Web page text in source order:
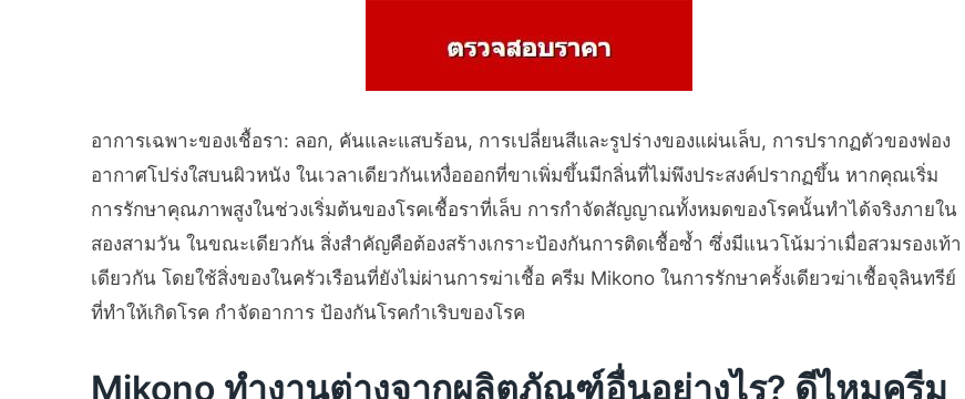
อาการเฉพาะของเชื้อรา: ลอก, คันและแสบร้อน, การเปลี่ยนสีและรูปร่างของแผ่นเล็บ, การปรากฏตัวของฟอง
อากาศโปร่งใสบนผิวหนัง ในเวลาเดียวกันเหงื่อออกที่ขาเพิ่มขึ้นมีกลิ่นที่ไม่พึงประสงค์ปรากฏขึ้น หากคุณเริ่ม
การรักษาคุณภาพสูงในช่วงเริ่มต้นของโรคเชื้อราที่เล็บ การกำจัดสัญญาณทั้งหมดของโรคนั้นทำได้จริงภายใน
สองสามวัน ในขณะเดียวกัน สิ่งสำคัญคือต้องสร้างเกราะป้องกันการติดเชื้อซ้ำ ซึ่งมีแนวโน้มว่าเมื่อสวมรองเท้า
เดียวกัน โดยใช้สิ่งของในครัวเรือนที่ยังไม่ผ่านการฆ่าเชื้อ ครีม Mikono ในการรักษาครั้งเดียวฆ่าเชื้อจุลินทรีย์
ที่ทำให้เกิดโรค กำจัดอาการ ป้องกันโรคกำเริบของโรค
Mikono ทำงานต่างจากผลิตภัณฑ์อื่นอย่างไร? ดีไหมครีม